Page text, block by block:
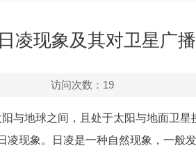
现象及其对卫星广
访问次数： 19
与地球之间，且处于太阳与地面卫
凌现象。日凌是一种自然现象，一般